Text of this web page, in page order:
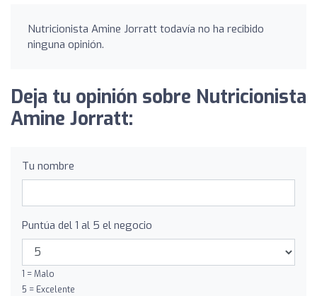
Nutricionista Amine Jorratt todavía no ha recibido
ninguna opinión.
Deja tu opinión sobre Nutricionista
Amine Jorratt:
Tu nombre
Puntúa del 1 al 5 el negocio
1 = Malo
5 = Excelente